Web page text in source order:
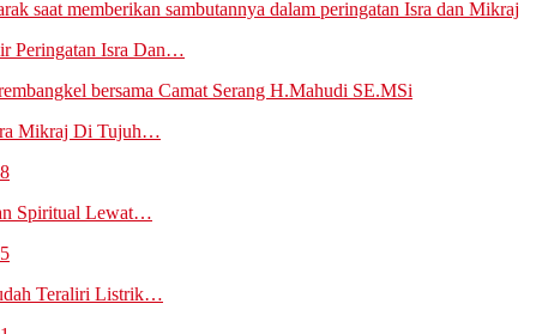
Peringatan Isra Dan…
Mikraj Di Tujuh…
Spiritual Lewat…
Teraliri Listrik…